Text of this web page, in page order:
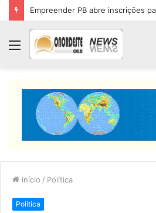
Menu
Início / Política
Política